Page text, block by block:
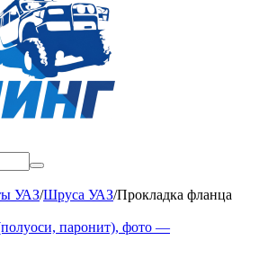
УАЗ/Шруса УАЗ/Прокладка фланца